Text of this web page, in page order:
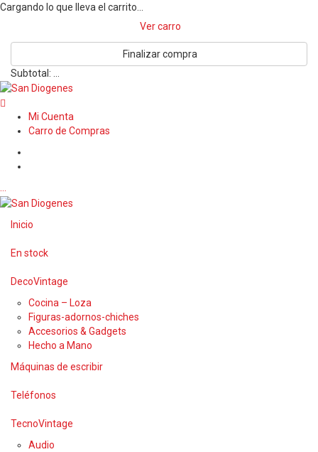
Cargando lo que lleva el carrito...
Ver carro
Finalizar compra
Subtotal:
Mi Cuenta
Carro de Compras
…
Inicio
En stock
DecoVintage
Cocina – Loza
Figuras-adornos-chiches
Accesorios & Gadgets
Hecho a Mano
Máquinas de escribir
Teléfonos
TecnoVintage
Audio